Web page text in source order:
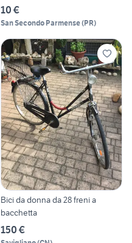
10 €
San Secondo Parmense(PR)
Bici da donna da 28 freni a
bacchetta
150 €